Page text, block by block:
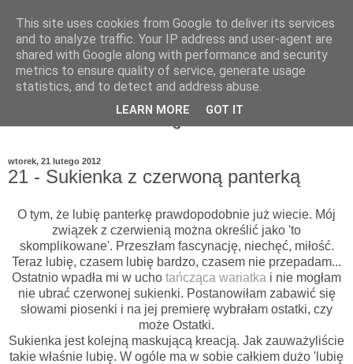
wtorek, 21 lutego 2012
21 - Sukienka z czerwoną panterką
O tym, że lubię panterkę prawdopodobnie już wiecie. Mój
związek z czerwienią można określić jako 'to
skomplikowane'. Przeszłam fascynację, niechęć, miłość.
Teraz lubię, czasem lubię bardzo, czasem nie przepadam...
Ostatnio wpadła mi w ucho tańcząca wariatka i nie mogłam
nie ubrać czerwonej sukienki. Postanowiłam zabawić się
słowami piosenki i na jej premierę wybrałam ostatki, czy
może Ostatki.
Sukienka jest kolejną maskującą kreacją. Jak zauważyliście
takie właśnie lubię. W ogóle ma w sobie całkiem dużo 'lubię
This site uses cookies from Google to deliver its services
and to analyze traffic. Your IP address and user-agent are
shared with Google along with performance and security
metrics to ensure quality of service, generate usage
statistics, and to detect and address abuse.
LEARN MORE GOT IT